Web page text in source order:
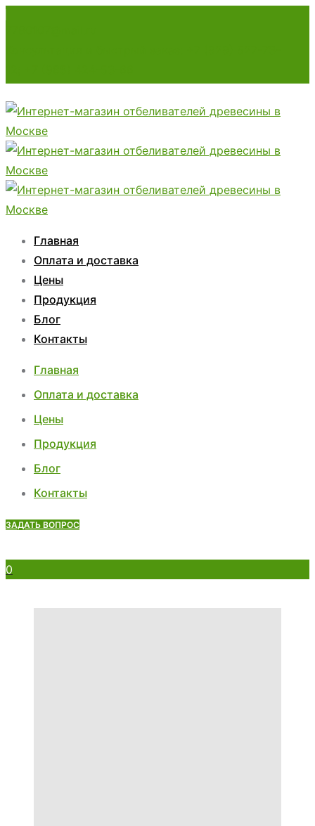
Главная
Оплата и доставка
Цены
Продукция
Блог
Контакты
Главная
Оплата и доставка
Цены
Продукция
Блог
Контакты
ЗАДАТЬ ВОПРОС
0